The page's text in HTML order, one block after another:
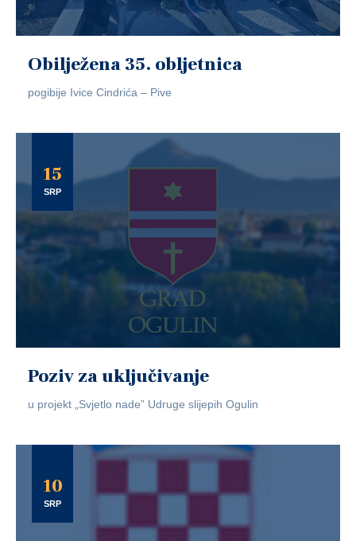
Obilježena 35. obljetnica
pogibije Ivice Cindrića – Pive
15
SRP
Poziv za uključivanje
u projekt „Svjetlo nade” Udruge slijepih Ogulin
10
SRP